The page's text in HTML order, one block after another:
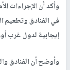
وأكد أن الإجراءات
في الفنادق وتطعيم
إيجابية لدول غرب
وأوضح أن الفنادق